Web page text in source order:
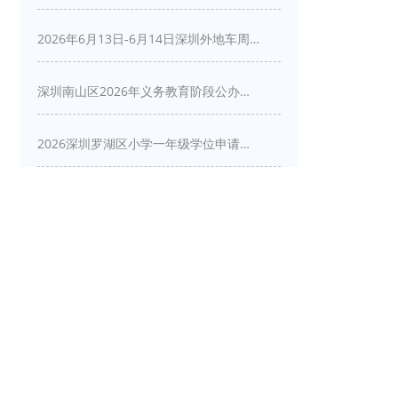
2026年6月13日-6月14日深圳外地车周末限行吗
深圳南山区2026年义务教育阶段公办学校新生入学申请指南
2026深圳罗湖区小学一年级学位申请指南